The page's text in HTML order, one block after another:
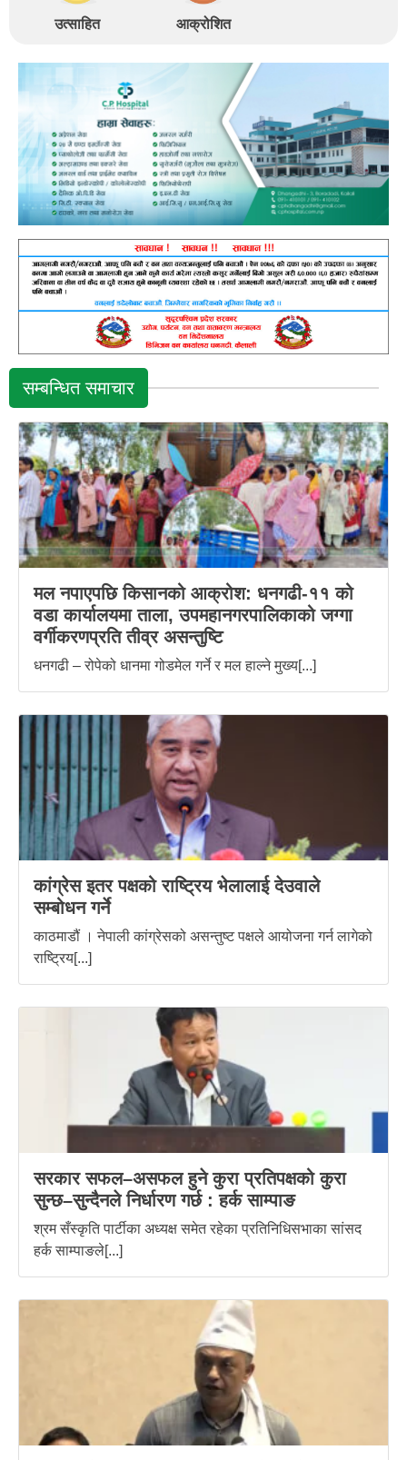
उत्साहित आक्रोशित
सम्बन्धित समाचार
मल नपाएपछि किसानको आक्रोश: धनगढी-११ को
वडा कार्यालयमा ताला, उपमहानगरपालिकाको जग्गा
वर्गीकरणप्रति तीव्र असन्तुष्टि
धनगढी – रोपेको धानमा गोडमेल गर्ने र मल हाल्ने मुख्य[...]
कांग्रेस इतर पक्षको राष्ट्रिय भेलालाई देउवाले
सम्बोधन गर्ने
काठमाडौं । नेपाली कांग्रेसको असन्तुष्ट पक्षले आयोजना गर्न लागेको
राष्ट्रिय[...]
सरकार सफल–असफल हुने कुरा प्रतिपक्षको कुरा
सुन्छ–सुन्दैनले निर्धारण गर्छ : हर्क साम्पाङ
श्रम सँस्कृति पार्टीका अध्यक्ष समेत रहेका प्रतिनिधिसभाका सांसद
हर्क साम्पाङले[...]